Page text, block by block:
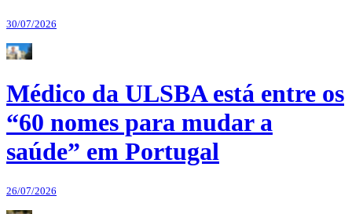
30/07/2026
Médico da ULSBA está entre os
“60 nomes para mudar a
saúde” em Portugal
26/07/2026